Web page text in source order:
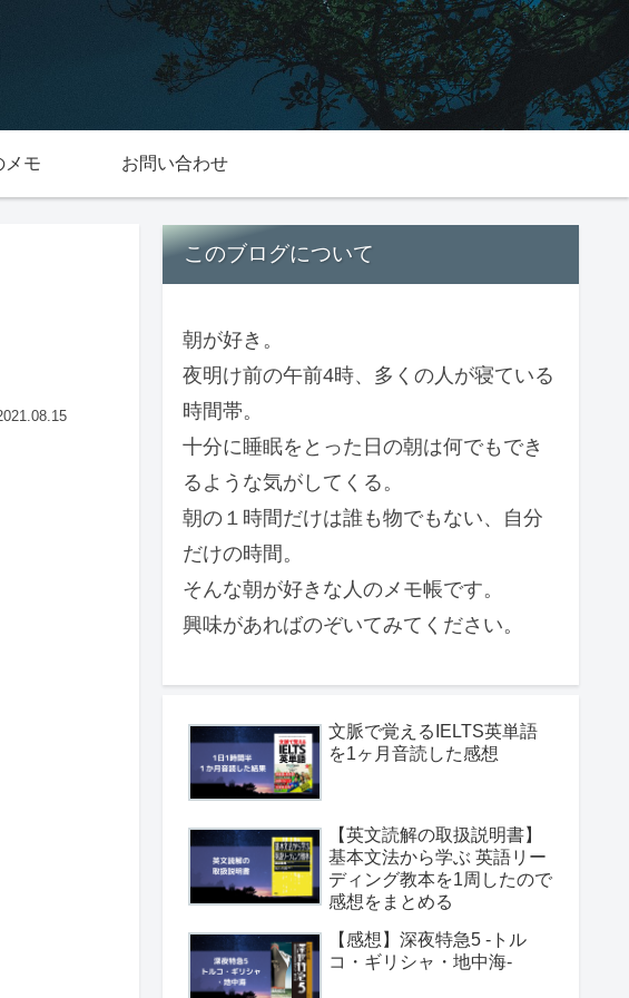
メモ お問い合わせ
このブログについて
朝が好き。
夜明け前の午前4時、多くの人が寝ている
時間帯。
十分に睡眠をとった日の朝は何でもでき
るような気がしてくる。
朝の１時間だけは誰も物でもない、自分
だけの時間。
そんな朝が好きな人のメモ帳です。
興味があればのぞいてみてください。
文脈で覚えるIELTS英単語
を1ヶ月音読した感想
【英文読解の取扱説明書】
基本文法から学ぶ 英語リー
ディング教本を1周したので
感想をまとめる
【感想】深夜特急5 -トル
コ・ギリシャ・地中海-